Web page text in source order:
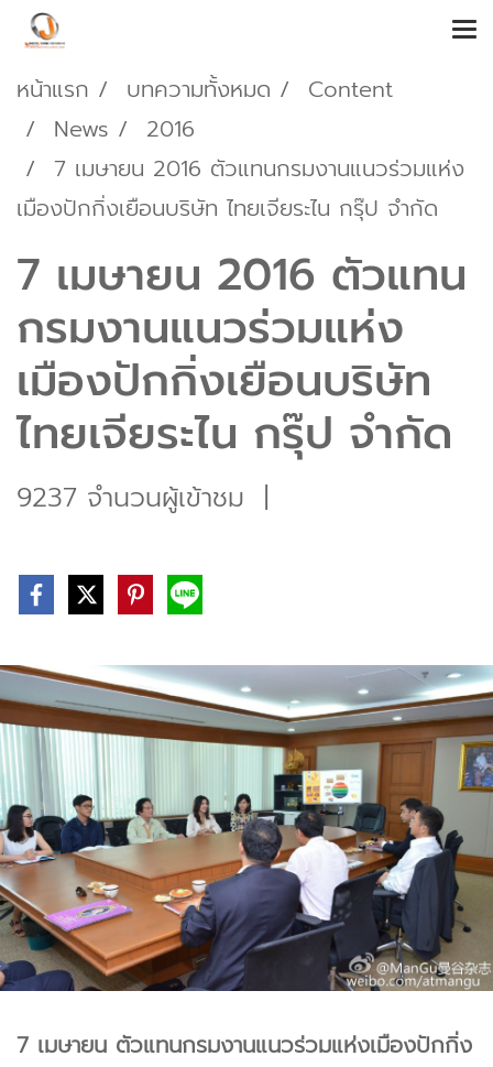
หน้าแรก บทความทั้งหมด
Content
News
2016
7 เมษายน 2016 ตัวแทนกรมงานแนวร่วมแห่ง
เมืองปักกิ่งเยือนบริษัท ไทยเจียระไน กรุ๊ป จำกัด
7 เมษายน 2016 ตัวแทน
กรมงานแนวร่วมแห่ง
เมืองปักกิ่งเยือนบริษัท
ไทยเจียระไน กรุ๊ป จำกัด
9237 จำนวนผู้เข้าชม |
7 เมษายน ตัวแทนกรมงานแนวร่วมแห่งเมืองปักกิ่ง